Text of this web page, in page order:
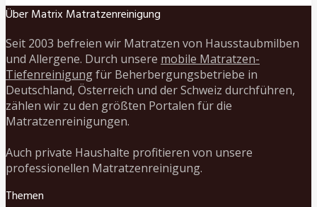
Über Matrix Matratzenreinigung
Seit 2003 befreien wir Matratzen von Hausstaubmilben
und Allergene. Durch unsere mobile Matratzen-
Tiefenreinigungfür Beherbergungsbetriebe in
Deutschland, Österreich und der Schweiz durchführen,
zählen wir zu den größten Portalen für die
Matratzenreinigungen.
Auch private Haushalte profitieren von unsere
professionellen Matratzenreinigung.
Themen